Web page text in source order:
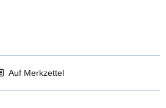
Auf Merkzettel